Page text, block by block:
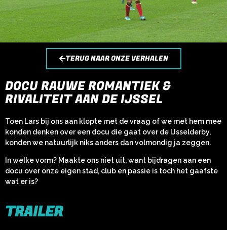
TERUG NAAR ONZE VERHALEN
DOCU RAUWE ROMANTIEK &
RIVALITEIT AAN DE IJSSEL​
Toen Lars bij ons aan klopte met de vraag of we met hem mee
konden denken over een docu die gaat over de IJsselderby,
konden we natuurlijk niks anders dan volmondig ja zeggen.
In welke vorm? Maakte ons niet uit, want bijdragen aan een
docu over onze eigen stad, club en passie is toch het gaafste
wat er is?
TRAILER